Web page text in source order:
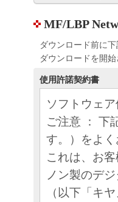
MF/LBP
ダウンロード前に
ダウンロードを開
使用許諾契約書
ソフトウェ
ご注意 ： 下
す。）をよく
これは、お
ノン製のデ
（以下「キ